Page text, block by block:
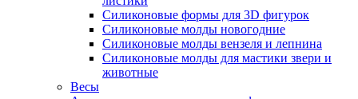
Силиконовые формы для 3D фигурок
Силиконовые молды новогодние
Силиконовые молды вензеля и лепнина
Силиконовые молды для мастики звери и
животные
Весы